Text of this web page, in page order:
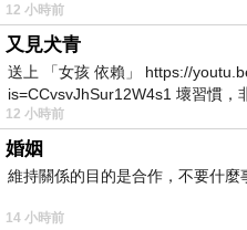
12 小時前
又見犬青
送上 「女孩 依賴」 https://
is=CCvsvJhSur12W4s1 壞習慣，
我害怕的
12 小時前
婚姻
維持關係的目的是合作，不要什麼
14 小時前